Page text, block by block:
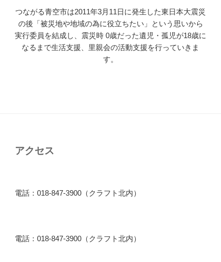
つながる青空市は2011年3月11日に発生した東日本大震災
の後「被災地や地域の為に役立ちたい」という思いから
実行委員を結成し、震災時 0歳だった遺児・孤児が18歳に
なるまで生活支援、里親会の活動支援を行っていきま
す。
アクセス
電話：018-847-3900（クラフト北内）
電話：018-847-3900（クラフト北内）